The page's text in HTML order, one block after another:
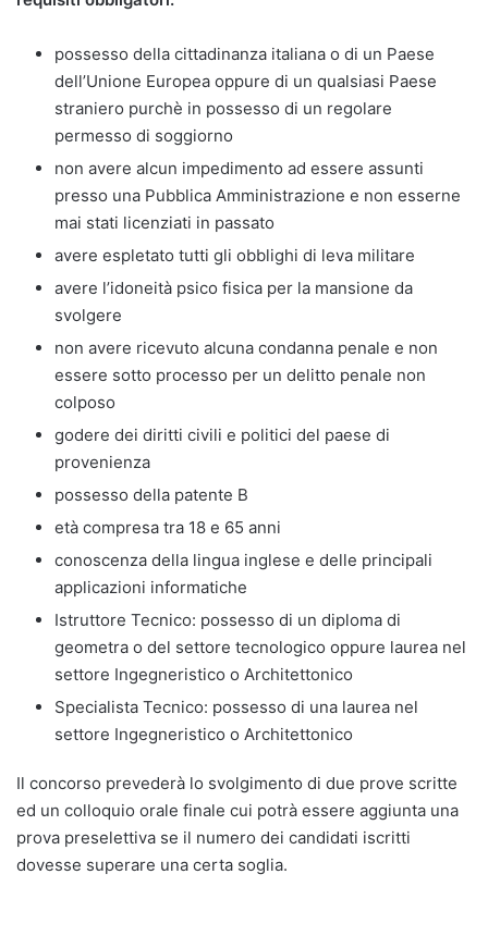
possesso della cittadinanza italiana o di un Paese
dell’Unione Europea oppure di un qualsiasi Paese
straniero purchè in possesso di un regolare
permesso di soggiorno
non avere alcun impedimento ad essere assunti
presso una Pubblica Amministrazione e non esserne
mai stati licenziati in passato
avere espletato tutti gli obblighi di leva militare
avere l’idoneità psico fisica per la mansione da
svolgere
non avere ricevuto alcuna condanna penale e non
essere sotto processo per un delitto penale non
colposo
godere dei diritti civili e politici del paese di
provenienza
possesso della patente B
età compresa tra 18 e 65 anni
conoscenza della lingua inglese e delle principali
applicazioni informatiche
Istruttore Tecnico: possesso di un diploma di
geometra o del settore tecnologico oppure laurea nel
settore Ingegneristico o Architettonico
Specialista Tecnico: possesso di una laurea nel
settore Ingegneristico o Architettonico
Il concorso prevederà lo svolgimento di due prove scritte
ed un colloquio orale finale cui potrà essere aggiunta una
prova preselettiva se il numero dei candidati iscritti
dovesse superare una certa soglia.